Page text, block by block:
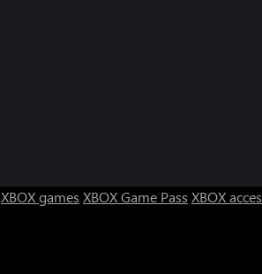
XBOX games XBOX Game Pass XBOX